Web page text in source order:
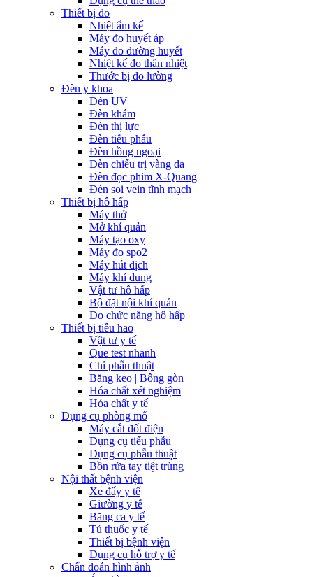
Thiết bị đo
Nhiệt ẩm kế
Máy đo huyết áp
Máy đo đường huyết
Nhiệt kế đo thân nhiệt
Thước bị đo lường
Đèn y khoa
Đèn UV
Đèn khám
Đèn thị lực
Đèn tiểu phẫu
Đèn hồng ngoại
Đèn chiếu trị vàng da
Đèn đọc phim X-Quang
Đèn soi vein tĩnh mạch
Thiết bị hô hấp
Máy thở
Mở khí quản
Máy tạo oxy
Máy đo spo2
Máy hút dịch
Máy khí dung
Vật tư hô hấp
Bộ đặt nội khí quản
Đo chức năng hô hấp
Thiết bị tiêu hao
Vật tư y tế
Que test nhanh
Chỉ phẫu thuật
Băng keo | Bông gòn
Hóa chất xét nghiệm
Hóa chất y tế
Dụng cụ phòng mổ
Máy cắt đốt điện
Dụng cụ tiểu phẫu
Dụng cụ phẫu thuật
Bồn rửa tay tiệt trùng
Nội thất bệnh viện
Xe đẩy y tế
Giường y tế
Băng ca y tế
Tủ thuốc y tế
Thiết bị bệnh viện
Dụng cụ hỗ trợ y tế
Chẩn đoán hình ảnh